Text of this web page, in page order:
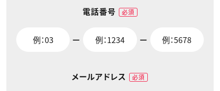
電話番号 必須
ー ー
メールアドレス 必須